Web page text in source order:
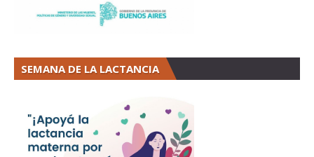
SEMANA DE LA LACTANCIA